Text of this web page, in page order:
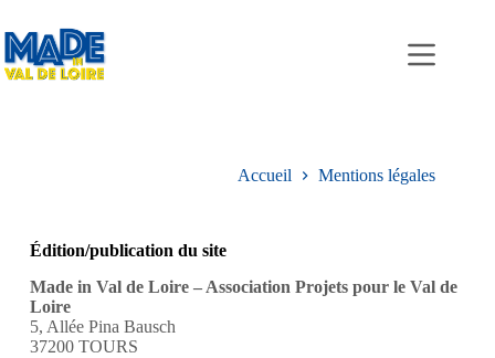
Accueil Mentions légales
Édition/publication du site
Made in Val de Loire – Association Projets pour le Val de
Loire
5, Allée Pina Bausch
37200 TOURS